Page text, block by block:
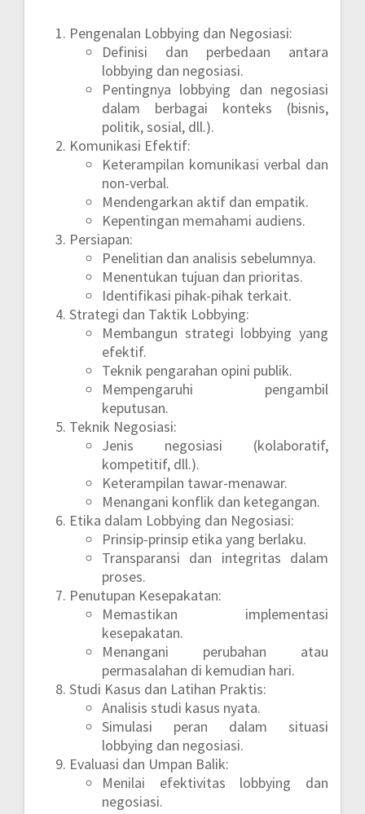
Pengenalan Lobbying dan Negosiasi:
Definisi dan perbedaan antara
lobbying dan negosiasi.
Pentingnya lobbying dan negosiasi
dalam berbagai konteks (bisnis,
politik, sosial, dll.).
Komunikasi Efektif:
Keterampilan komunikasi verbal dan
non-verbal.
Mendengarkan aktif dan empatik.
Kepentingan memahami audiens.
Persiapan:
Penelitian dan analisis sebelumnya.
Menentukan tujuan dan prioritas.
Identifikasi pihak-pihak terkait.
Strategi dan Taktik Lobbying:
Membangun strategi lobbying yang
efektif.
Teknik pengarahan opini publik.
Mempengaruhi pengambil
keputusan.
Teknik Negosiasi:
Jenis negosiasi (kolaboratif,
kompetitif, dll.).
Keterampilan tawar-menawar.
Menangani konflik dan ketegangan.
Etika dalam Lobbying dan Negosiasi:
Prinsip-prinsip etika yang berlaku.
Transparansi dan integritas dalam
proses.
Penutupan Kesepakatan:
Memastikan implementasi
kesepakatan.
Menangani perubahan atau
permasalahan di kemudian hari.
Studi Kasus dan Latihan Praktis:
Analisis studi kasus nyata.
Simulasi peran dalam situasi
lobbying dan negosiasi.
Evaluasi dan Umpan Balik:
Menilai efektivitas lobbying dan
negosiasi.